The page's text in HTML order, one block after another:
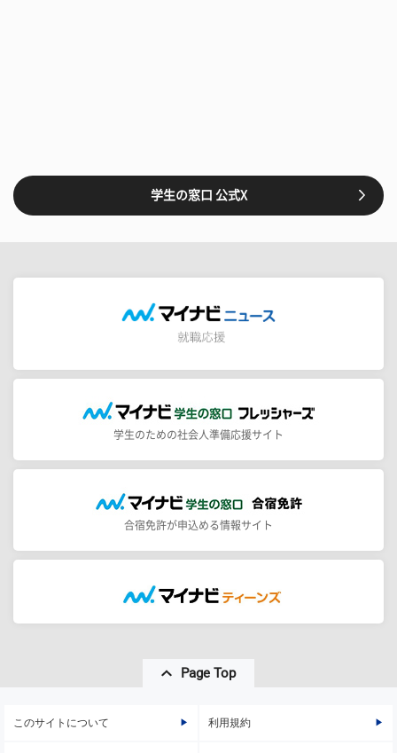
学生の窓口 公式X
学生のための社会人準備応援サイト
合宿免許が申込める情報サイト
Page Top
このサイトについて 利用規約